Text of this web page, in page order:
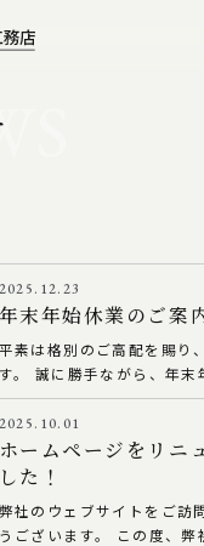
2025.12.23
年末年始休業のご案
平素は格別のご高配を賜り
す。 誠に勝手ながら、年末
とさせていただきます。 休業期間：2025年12
月27日(土) ～ 2026年1月8
2026年1月9日(金) 2026年1月9日(金)より、通常
営業を開始いたします。 年末年始休業期間中は
のほど、宜しくお願い申し
2025.10.01
ホームページをリニ
した！
弊社のウェブサイトをご訪
うございます。 この度、弊